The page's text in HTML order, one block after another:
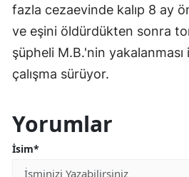
fazla cezaevinde kalıp 8 ay
ve eşini öldürdükten sonra
şüpheli M.B.'nin yakalanması
çalışma sürüyor.
Yorumlar
İsim*